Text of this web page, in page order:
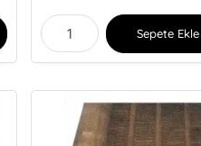
Sepete Ekle